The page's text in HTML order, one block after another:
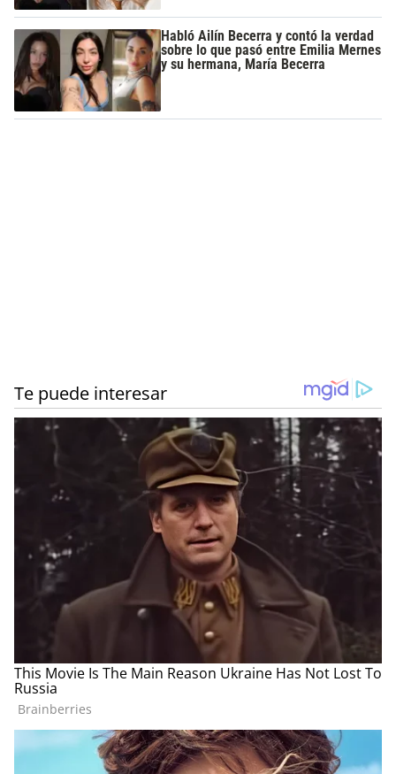
Habló Ailín Becerra y contó la verdad
sobre lo que pasó entre Emilia Mernes
y su hermana, María Becerra